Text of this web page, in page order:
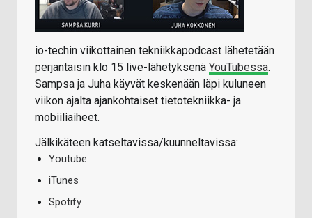
io-techin viikottainen tekniikkapodcast lähetetään
perjantaisin klo 15 live-lähetyksenä YouTubessa.
Sampsa ja Juha käyvät keskenään läpi kuluneen
viikon ajalta ajankohtaiset tietotekniikka- ja
mobiiliaiheet.
Jälkikäteen katseltavissa/kuunneltavissa:
Youtube
iTunes
Spotify